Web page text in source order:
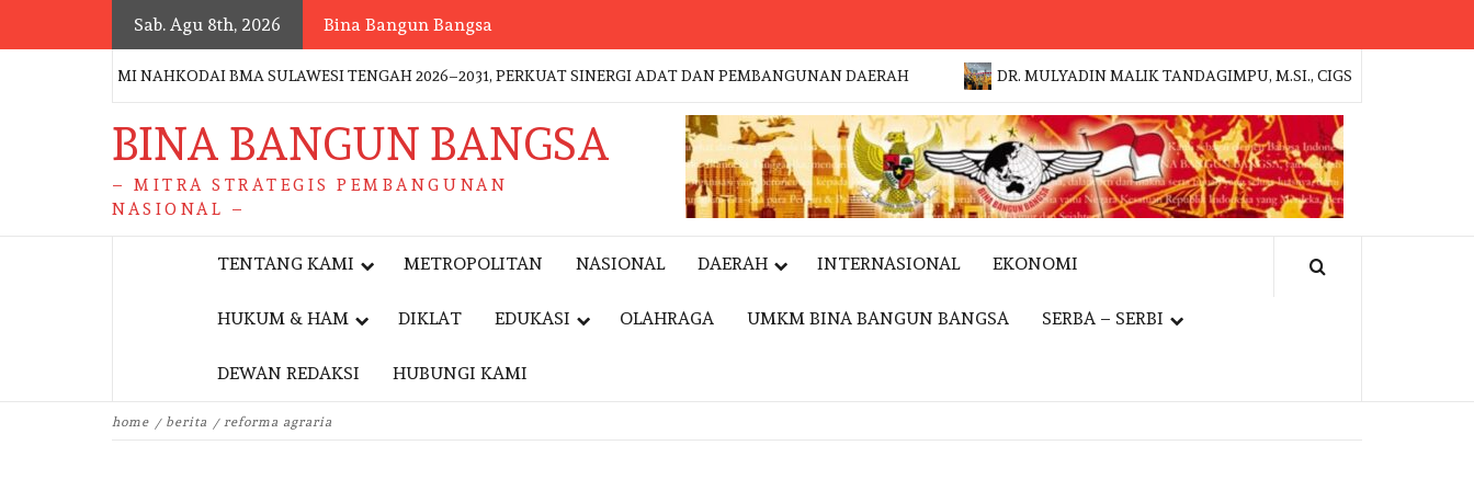
Sab. Agu 8th, 2026 Bina Bangun Bangsa
RESMI NAHKODAI BMA SULAWESI TENGAH 2026–2031, PERKUAT SINERGI ADAT DAN PEMBANGUNAN DAERAH DR. MULYADIN MALIK TANDAGIMPU, M.SI., CIGS RESMI PIMPIN BADAN
BINA BANGUN BANGSA
– MITRA STRATEGIS PEMBANGUNAN
NASIONAL –
TENTANG KAMI METROPOLITAN NASIONAL DAERAH INTERNASIONAL EKONOMI
HUKUM & HAM DIKLAT EDUKASI OLAHRAGA UMKM BINA BANGUN BANGSA SERBA – SERBI
DEWAN REDAKSI HUBUNGI KAMI
home berita reforma agraria
EVENT